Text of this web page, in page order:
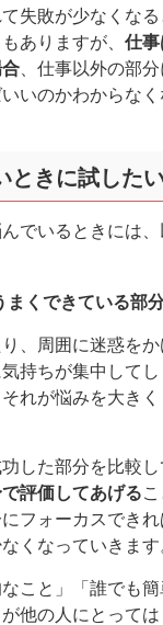
て失敗が少なくな
ありますが、 仕
、仕事以外の部
いのかわからな
ときに試した
でいるときには
くできている部
、周囲に迷惑を
持ちが集中して
れが悩みを大き
した部分を比較し
評価してあげる
フォーカスでき
くなっていきます
こと」「誰でも
他の人にとって